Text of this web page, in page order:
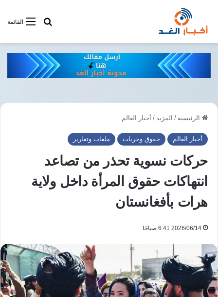
القائمةأبحت فى
الرئيسية / المزيد / أخبار العالم
أخبار العالم حقوق وحريات ملفات وتقارير
حركات نسوية تحذر من تصاعد
انتهاكات حقوق المرأة داخل ولاية
هرات بأفغانستان
2026/06/14 6:41 صباحًا